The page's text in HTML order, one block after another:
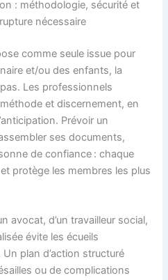
: méthodologie, sécurité et
nécessaire
comme seule issue pour
et/ou des enfants, la
Les professionnels
et discernement, en
Prévoir un
ses documents,
de confiance : chaque
protège les membres les plus
avocat, d’un travailleur social,
évite les écueils
plan d’action structuré
ou de complications